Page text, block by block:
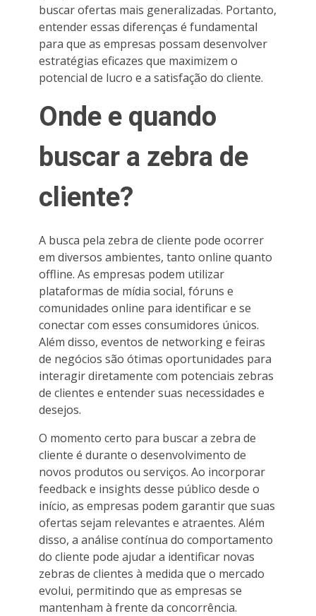
buscar ofertas mais generalizadas. Portanto,
entender essas diferenças é fundamental
para que as empresas possam desenvolver
estratégias eficazes que maximizem o
potencial de lucro e a satisfação do cliente.
Onde e quando
buscar a zebra de
cliente?
A busca pela zebra de cliente pode ocorrer
em diversos ambientes, tanto online quanto
offline. As empresas podem utilizar
plataformas de mídia social, fóruns e
comunidades online para identificar e se
conectar com esses consumidores únicos.
Além disso, eventos de networking e feiras
de negócios são ótimas oportunidades para
interagir diretamente com potenciais zebras
de clientes e entender suas necessidades e
desejos.
O momento certo para buscar a zebra de
cliente é durante o desenvolvimento de
novos produtos ou serviços. Ao incorporar
feedback e insights desse público desde o
início, as empresas podem garantir que suas
ofertas sejam relevantes e atraentes. Além
disso, a análise contínua do comportamento
do cliente pode ajudar a identificar novas
zebras de clientes à medida que o mercado
evolui, permitindo que as empresas se
mantenham à frente da concorrência.